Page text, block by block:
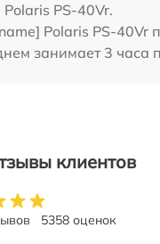
PS-40Vr.
Polaris PS-40Vr
занимает 3 часа
клиентов
5358 оценок